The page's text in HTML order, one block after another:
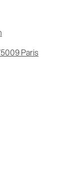
Paris